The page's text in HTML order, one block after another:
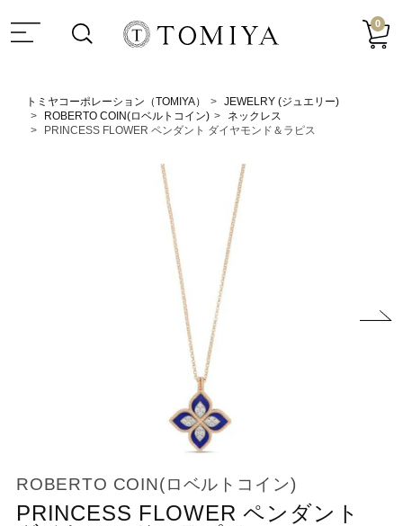
0
トミヤコーポレーション（TOMIYA）
JEWELRY (ジュエリー)
ROBERTO COIN(ロベルトコイン)
ネックレス
PRINCESS FLOWER ペンダント ダイヤモンド＆ラピス
ROBERTO COIN(ロベルトコイン)
PRINCESS FLOWER ペンダント